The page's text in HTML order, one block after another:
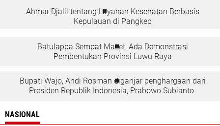
Ahmar Djalil tentang Layanan Kesehatan Berbasis
Kepulauan di Pangkep
Batulappa Sempat Macet, Ada Demonstrasi
Pembentukan Provinsi Luwu Raya
Bupati Wajo, Andi Rosman diganjar penghargaan dari
Presiden Republik Indonesia, Prabowo Subianto.
NASIONAL